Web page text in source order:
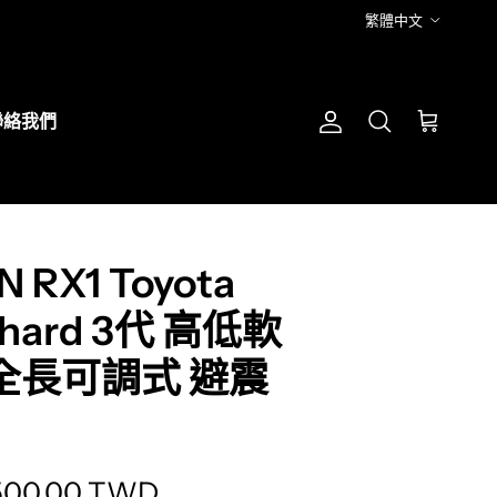
語言
繁體中文
我們
帳號搜尋 購物車
RX1 Toyota
3代 高低軟
長可調式 避震